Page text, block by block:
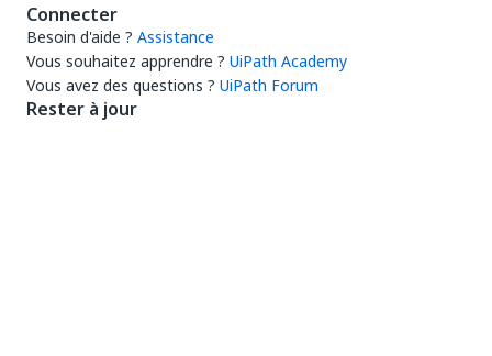
Connecter
Besoin d'aide ? Assistance
Vous souhaitez apprendre ? UiPath Academy
Vous avez des questions ? UiPath Forum
Rester à jour